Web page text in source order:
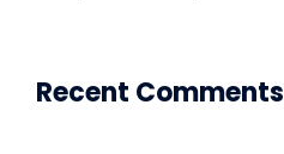
Recent Comments